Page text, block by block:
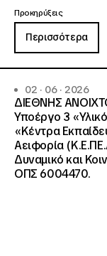
Προκηρύξεις
Περισσότερα
02 · 06 · 2026
ΔΙΕΘΝΗΣ
Υποέργο 3
«Κέντρα
Αειφορία
Δυναμικό και
ΟΠΣ 6004470.